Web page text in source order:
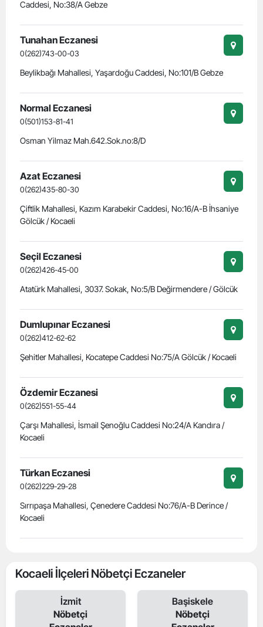
Caddesi, No:38/A Gebze
Tunahan Eczanesi
0(262)743-00-03
Beylikbağı Mahallesi, Yaşardoğu Caddesi, No:101/B Gebze
Normal Eczanesi
0(501)153-81-41
Osman Yilmaz Mah.642.Sok.no:8/D
Azat Eczanesi
0(262)435-80-30
Çiftlik Mahallesi, Kazım Karabekir Caddesi, No:16/A-B İhsaniye
Gölcük / Kocaeli
Seçil Eczanesi
0(262)426-45-00
Atatürk Mahallesi, 3037. Sokak, No:5/B Değirmendere / Gölcük
Dumlupınar Eczanesi
0(262)412-62-62
Şehitler Mahallesi, Kocatepe Caddesi No:75/A Gölcük / Kocaeli
Özdemir Eczanesi
0(262)551-55-44
Çarşı Mahallesi, İsmail Şenoğlu Caddesi No:24/A Kandıra /
Kocaeli
Türkan Eczanesi
0(262)229-29-28
Sırrıpaşa Mahallesi, Çenedere Caddesi No:76/A-B Derince /
Kocaeli
Kocaeli İlçeleri Nöbetçi Eczaneler
İzmit
Nöbetçi
Başiskele
Nöbetçi